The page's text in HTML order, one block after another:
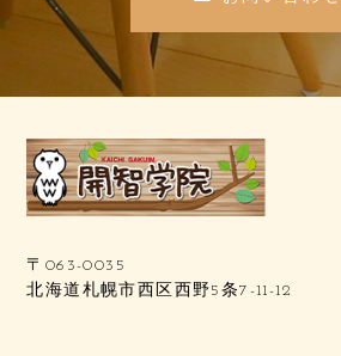
〒063-0035
北海道札幌市西区西野5条7-11-12